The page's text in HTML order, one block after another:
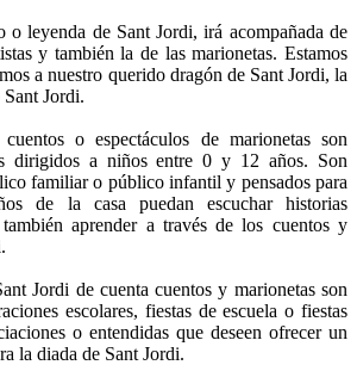
o leyenda de Sant Jordi, irá acompañada de
y también la de las marionetas. Estamos
a nuestro querido dragón de Sant Jordi, la
Jordi.
o espectáculos de marionetas son
dirigidos a niños entre 0 y 12 años. Son
familiar o público infantil y pensados para
de la casa puedan escuchar historias
aprender a través de los cuentos y
Jordi de cuenta cuentos y marionetas son
escolares, fiestas de escuela o fiestas
o entendidas que deseen ofrecer un
la diada de Sant Jordi.